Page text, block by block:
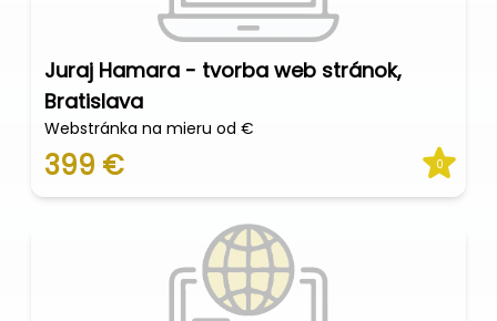
Juraj Hamara - tvorba web stránok,
Bratislava
Webstránka na mieru od €
399 € 0